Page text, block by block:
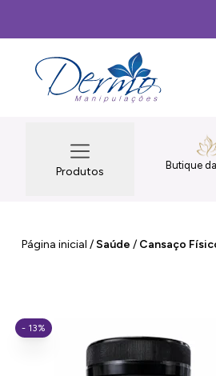
Produtos Butique
Página inicial / Saúde / Cansaço
- 13%